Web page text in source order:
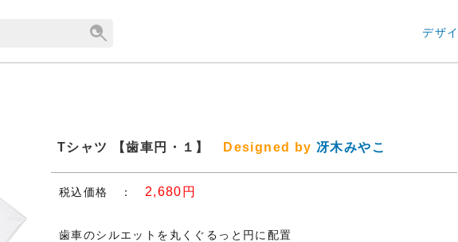
デザ
Tシャツ 【歯車円・１】 Designed by冴木みやこ
税込価格 ： 2,680円
歯車のシルエットを丸くぐるっと円に配置